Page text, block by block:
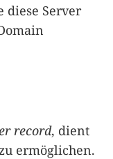
diese Server
record, dient
zu ermöglichen.